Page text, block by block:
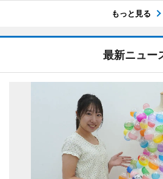
もっと見る
最新ニュー